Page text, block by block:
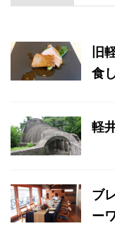
旧
食
軽
ブ
ー